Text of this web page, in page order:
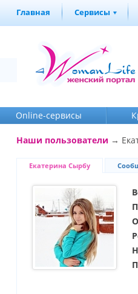
Главная Сервисы
Online-cервисы
Наши пользователи →
Екатерина Сырбу